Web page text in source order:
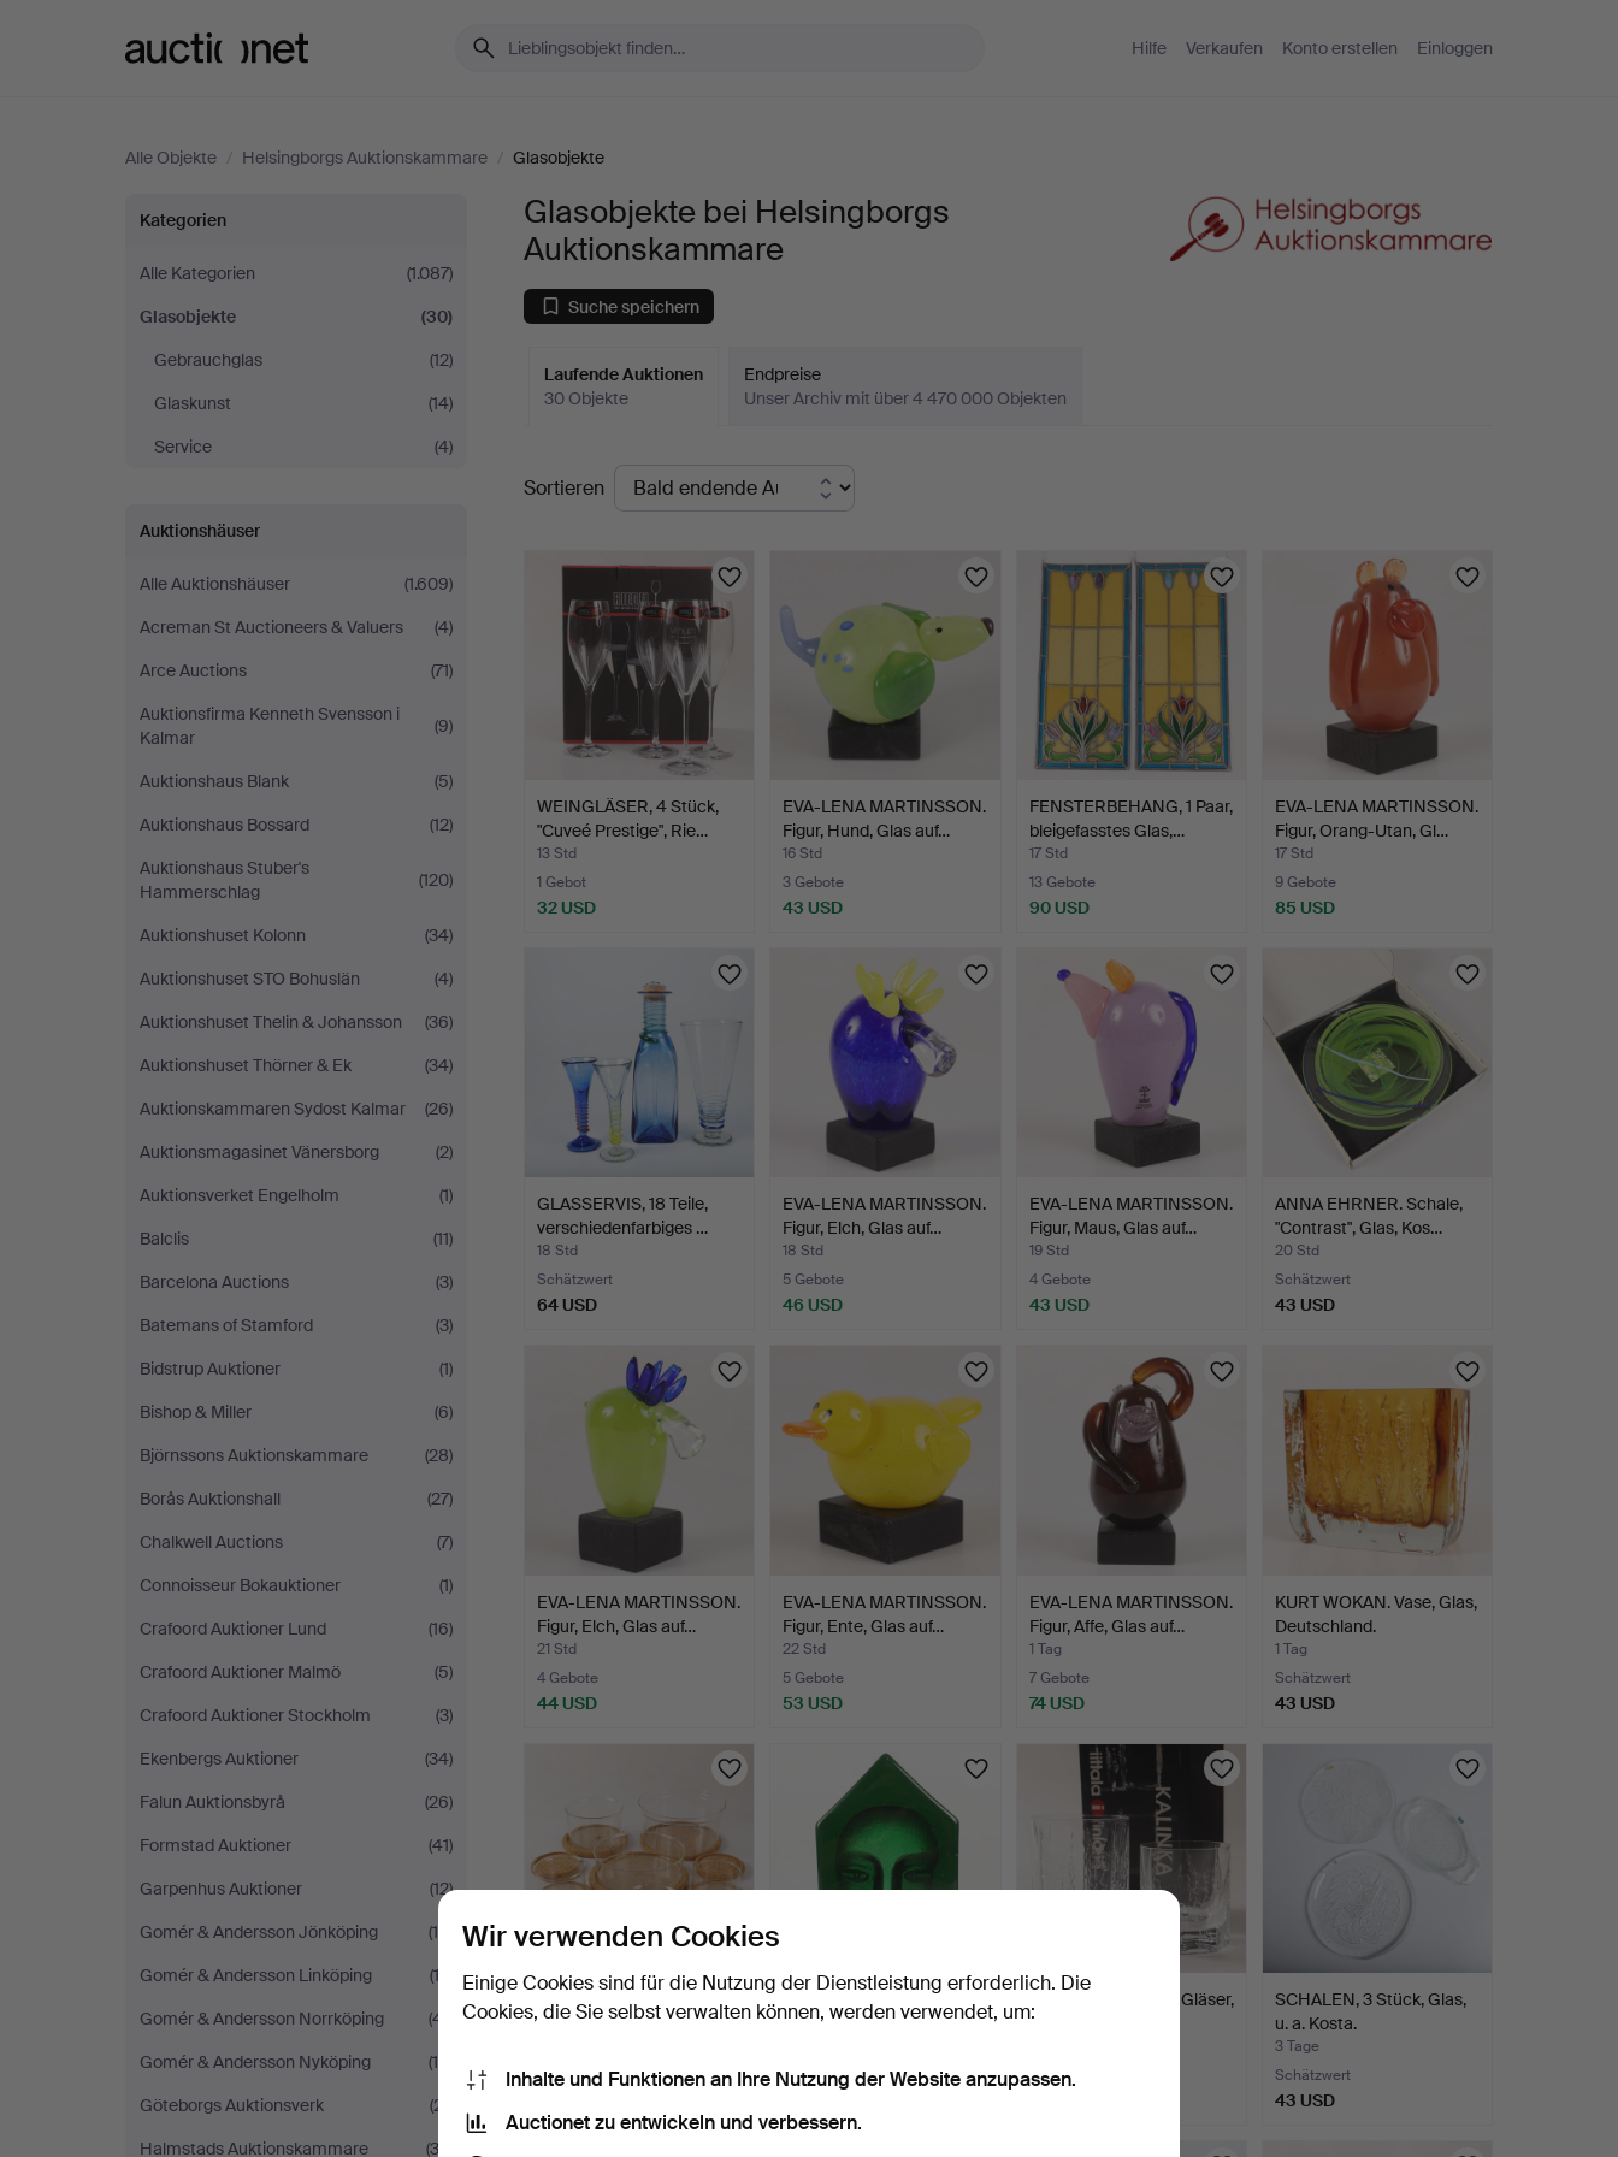
Hilfe Verkaufen Konto erstellen Einloggen
Alle Objekte / Helsingborgs Auktionskammare / Glasobjekte
Glasobjekte
bei
Helsingborgs
Auktionskammare
Kategorien
Alle Kategorien
(1.087)
Glasobjekte
(30)
Gebrauchglas
(12)
Glaskunst
(14)
Service
(4)
Auktionshäuser
Alle Auktionshäuser
(1.609)
Acreman St Auctioneers & Valuers
(4)
Arce Auctions
(71)
Auktionsfirma Kenneth Svensson i
Kalmar
(9)
Auktionshaus Blank
(5)
Auktionshaus Bossard
(12)
Auktionshaus Stuber's
Hammerschlag
(120)
Auktionshuset Kolonn
(34)
Auktionshuset STO Bohuslän
(4)
Auktionshuset Thelin & Johansson
(36)
Auktionshuset Thörner & Ek
(34)
Auktionskammaren Sydost Kalmar
(26)
Auktionsmagasinet Vänersborg
(2)
Auktionsverket Engelholm
(1)
Balclis
(11)
Barcelona Auctions
(3)
Batemans of Stamford
(3)
Bidstrup Auktioner
(1)
Bishop & Miller
(6)
Björnssons Auktionskammare
(28)
Borås Auktionshall
(27)
Chalkwell Auctions
(7)
Connoisseur Bokauktioner
(1)
Crafoord Auktioner Lund
(16)
Crafoord Auktioner Malmö
(5)
Crafoord Auktioner Stockholm
(3)
Ekenbergs Auktioner
(34)
Falun Auktionsbyrå
(26)
Formstad Auktioner
(41)
Garpenhus Auktioner
(12)
Gomér & Andersson Jönköping
(15)
Gomér & Andersson Linköping
(12)
Gomér & Andersson Norrköping
(41)
Gomér & Andersson Nyköping
(19)
Göteborgs Auktionsverk
(21)
Halmstads Auktionskammare
(33)
Glasobjekte bei Helsingborgs
Auktionskammare
Suche speichern
Laufende Auktionen
30 Objekte
Endpreise
Unser Archiv mit über 4 470 000 Objekten
Laufende
Auktionen
Sortieren
WEINGLÄSER, 4 Stück,
"Cuveé Prestige", Rie…
13 Std
1 Gebot
32 USD
EVA-LENA MARTINSSON.
Figur, Hund, Glas auf…
16 Std
3 Gebote
43 USD
FENSTERBEHANG, 1 Paar,
bleigefasstes Glas,…
17 Std
13 Gebote
90 USD
EVA-LENA MARTINSSON.
Figur, Orang-Utan, Gl…
17 Std
9 Gebote
85 USD
GLASSERVIS, 18 Teile,
verschiedenfarbiges …
18 Std
Schätzwert
64 USD
EVA-LENA MARTINSSON.
Figur, Elch, Glas auf…
18 Std
5 Gebote
46 USD
EVA-LENA MARTINSSON.
Figur, Maus, Glas auf…
19 Std
4 Gebote
43 USD
ANNA EHRNER. Schale,
"Contrast", Glas, Kos…
20 Std
Schätzwert
43 USD
EVA-LENA MARTINSSON.
Figur, Elch, Glas auf…
21 Std
4 Gebote
44 USD
EVA-LENA MARTINSSON.
Figur, Ente, Glas auf…
22 Std
5 Gebote
53 USD
EVA-LENA MARTINSSON.
Figur, Affe, Glas auf…
1 Tag
7 Gebote
74 USD
KURT WOKAN. Vase, Glas,
Deutschland.
1 Tag
Schätzwert
43 USD
SIGNE PERSSON-MELIN.
Schalen, Glas/Kork, B…
1 Gebot
BERTIL VALLIEN. Skulptur,
Glasblock mit Ge…
10 Gebote
TIMO SARPANEVA. Gläser,
19 Stück, "Kalinka…
1 Gebot
SCHALEN, 3 Stück, Glas,
u. a. Kosta.
3 Tage
Schätzwert
43 USD
Wir verwenden Cookies
Einige Cookies sind für die Nutzung der Dienstleistung erforderlich. Die
Cookies, die Sie selbst verwalten können, werden verwendet, um:
Inhalte und Funktionen an Ihre Nutzung der Website anzupassen.
Auctionet zu entwickeln und verbessern.